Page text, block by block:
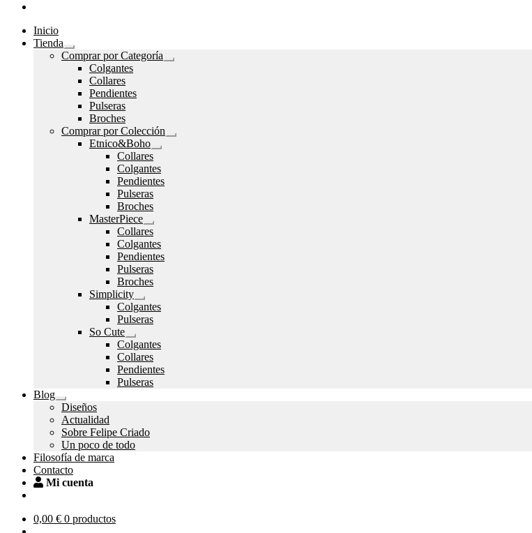
Inicio
Tienda
Expandir
el
menú
hijo
Comprar por Categoría
Expandir
Colgantes
Collares
Pendientes
Pulseras
Broches
Comprar por Colección
Expandir
Etnico&Boho
Expandir
menú
hijo
Collares
Colgantes
Pendientes
Pulseras
Broches
MasterPiece
Expandir
el
menú
hijo
Collares
Colgantes
Pendientes
Pulseras
Broches
Simplicity
Expandir
el
menú
Colgantes
Pulseras
So Cute
Expandir
el
menú
hijo
Colgantes
Collares
Pendientes
Pulseras
Blog
Expandir
el
menú
hijo
Diseños
Actualidad
Sobre Felipe Criado
Un poco de todo
Filosofía de marca
Contacto
Mi cuenta
0,00 € 0 productos